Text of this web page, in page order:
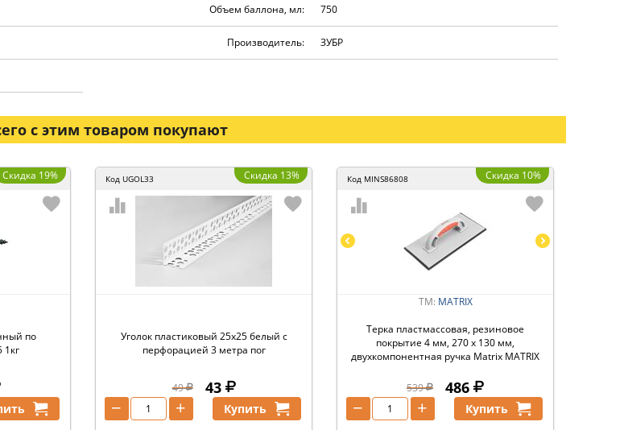
Объем баллона, мл: 750
Производитель: ЗУБР
с этим товаром покупают
Скидка 19%
по
1кг
Код UGOL33 Скидка 13%
Уголок пластиковый 25х25 белый с
перфорацией 3 метра пог
49 43
+
− Купить
Код MINS86808 Скидка 10%
ТМ: MATRIX
Терка пластмассовая, резиновое
покрытие 4 мм, 270 x 130 мм,
двухкомпонентная ручка Matrix MATRIX
539 486
+
− Купить